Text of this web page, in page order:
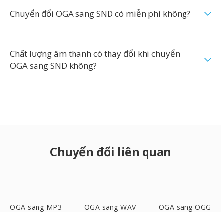
Chuyển đổi OGA sang SND có miễn phí không?
Chất lượng âm thanh có thay đổi khi chuyển
OGA sang SND không?
Chuyển đổi liên quan
OGA sang MP3 OGA sang WAV OGA sang OGG